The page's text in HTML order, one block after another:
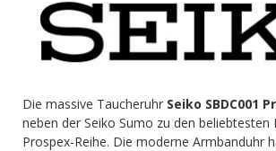
Die massive Taucheruhr Seiko SBDC001
neben der Seiko Sumo zu den beliebtesten
Prospex-Reihe. Die moderne Armbanduhr